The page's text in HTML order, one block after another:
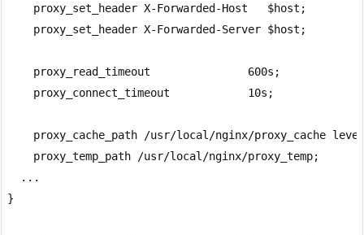
    proxy_set_header X-Forwarded-Host   $host;
    proxy_set_header X-Forwarded-Server $host;
    proxy_read_timeout               600s;
    proxy_connect_timeout            10s;
proxy_cache_path /usr/local/nginx/proxy_cache
    proxy_temp_path /usr/local/nginx/proxy_temp;
  ...